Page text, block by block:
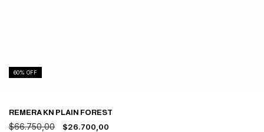
60% OFF
REMERA KN PLAIN FOREST
$66.750,00 $26.700,00